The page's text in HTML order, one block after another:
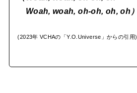
Woah, woah, oh-oh, oh, oh）
(2023年 VCHAの「Y.O.Universe」からの引用)